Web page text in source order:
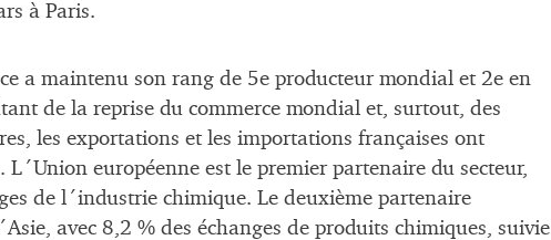
à Paris.
a maintenu son rang de 5e producteur mondial et 2e en
de la reprise du commerce mondial et, surtout, des
les exportations et les importations françaises ont
L´Union européenne est le premier partenaire du secteur,
de l´industrie chimique. Le deuxième partenaire
avec 8,2 % des échanges de produits chimiques, suivie